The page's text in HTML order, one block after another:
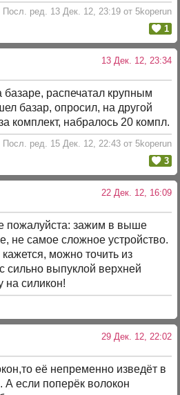
Посл. ред. 13 Дек. 12, 23:19 от 5koperun
1
13 Дек. 12, 23:34
распечатал крупным
базар, опросил, на другой
комплект, набралось 20 компл.
Посл. ред. 15 Дек. 12, 22:43 от 5koperun
3
22 Дек. 12, 16:09
пожалуйста: зажим в выше
не самое сложное устройство.
можно точить из
сильно выпуклой верхней
на силикон!
29 Дек. 12, 22:02
её непременно изведёт в
А если поперёк волокон